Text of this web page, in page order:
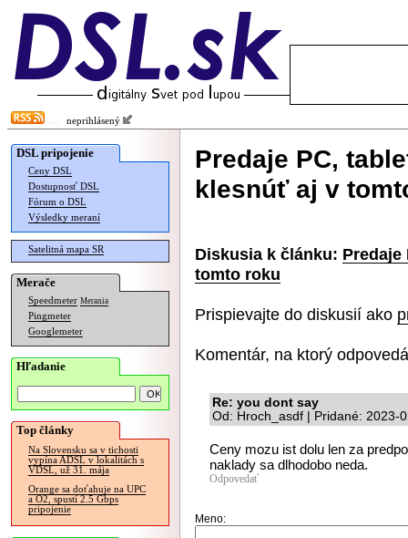
neprihlásený
DSL pripojenie
Ceny DSL
Dostupnosť DSL
Fórum o DSL
Výsledky meraní
Satelitná mapa SR
Merače
Speedmeter Merania
Pingmeter
Googlemeter
Hľadanie
Top články
Na Slovensku sa v tichosti
vypína ADSL v lokalitách s
VDSL, už 31. mája
Orange sa doťahuje na UPC
a O2, spustí 2.5 Gbps
pripojenie
Predaje PC,
klesnúť aj v
Diskusia k článku:
tomto roku
Prispievajte do diskusií ako
Komentár, na ktorý
Re: you dont say
Od: Hroch_asdf | Pridané: 2023-
Ceny mozu ist dolu len za
naklady sa dlhodobo neda.
Odpovedať
Meno: